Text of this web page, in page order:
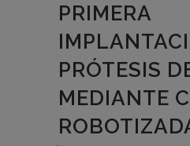
PRIMERA
PRÓTESIS
MEDIANTE